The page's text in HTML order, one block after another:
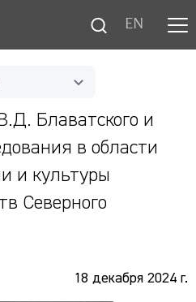
EN
Блаватского и
в области
и культуры
Северного
18 декабря 2024 г.